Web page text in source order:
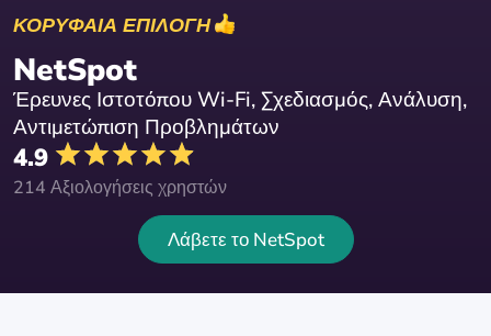
ΚΟΡΥΦΑΙΑ ΕΠΙΛΟΓΗ
NetSpot
Έρευνες Ιστοτόπου Wi-Fi, Σχεδιασμός, Ανάλυση,
Αντιμετώπιση Προβλημάτων
4.9
214 Αξιολογήσεις χρηστών
Λάβετε το NetSpot